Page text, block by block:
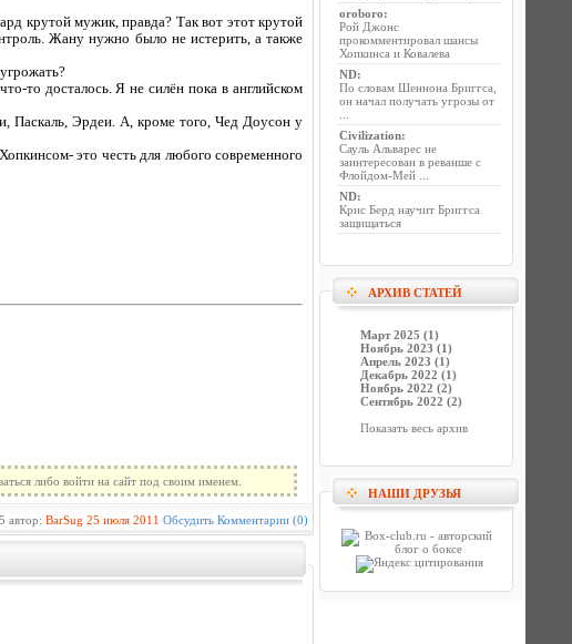
крутой мужик, правда? Так вот этот крутой
Жану нужно было не истерить, а также
то досталось. Я не силён пока в английском
Паскаль, Эрдеи. А, кроме того, Чед Доусон у
это честь для любого современного
либо войти на сайт под своим именем.
автор: BarSug 25 июля 2011 Обсудить Комментарии (0)
oroboro:
Рой Джонс
прокомментировал шансы
Хопкинса и Ковалева
ND:
По словам Шеннона Бриггса,
он начал получать угрозы от
Civilization:
Сауль Альварес не
заинтересован в реванше с
Флойдом-Мей ...
ND:
Крис Берд научит Бриггса
защищаться
АРХИВ СТАТЕЙ
Март 2025 (1)
Ноябрь 2023 (1)
Апрель 2023 (1)
Декабрь 2022 (1)
Ноябрь 2022 (2)
Сентябрь 2022 (2)
Показать весь архив
НАШИ ДРУЗЬЯ